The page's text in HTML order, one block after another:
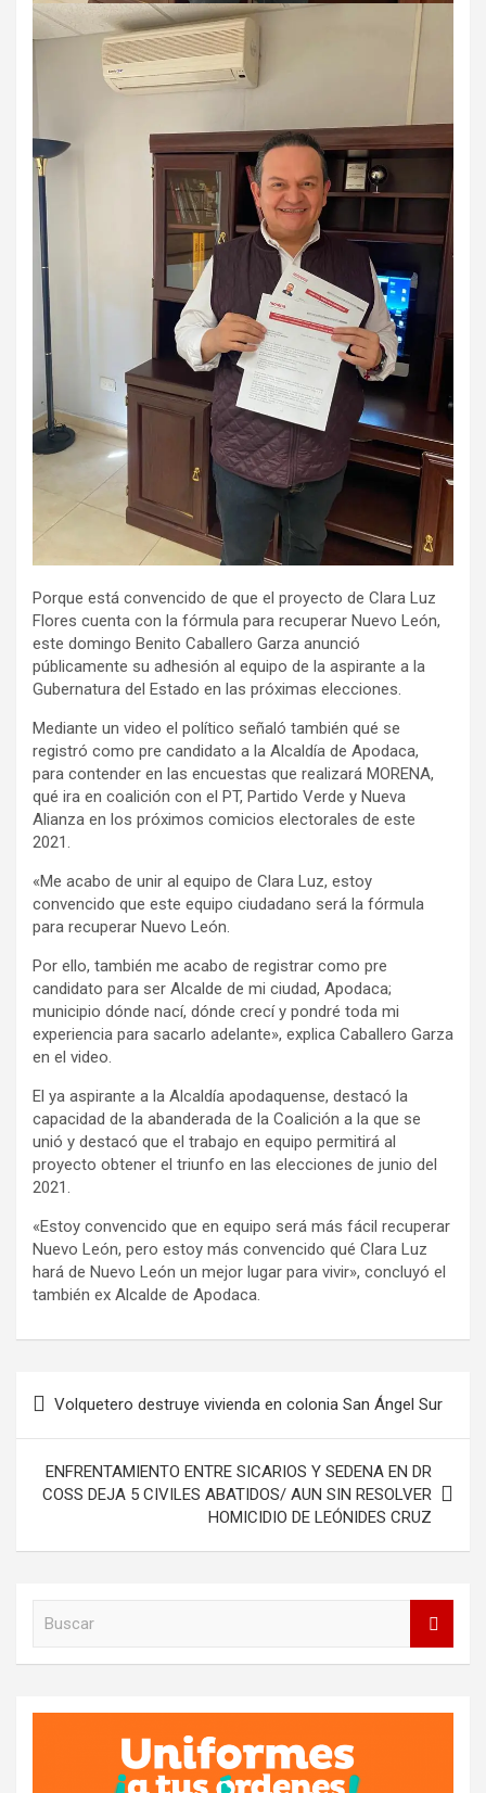
Porque está convencido de que el proyecto de Clara Luz
Flores cuenta con la fórmula para recuperar Nuevo León,
este domingo Benito Caballero Garza anunció
públicamente su adhesión al equipo de la aspirante a la
Gubernatura del Estado en las próximas elecciones.
Mediante un video el político señaló también qué se
registró como pre candidato a la Alcaldía de Apodaca,
para contender en las encuestas que realizará MORENA,
qué ira en coalición con el PT, Partido Verde y Nueva
Alianza en los próximos comicios electorales de este
2021.
«Me acabo de unir al equipo de Clara Luz, estoy
convencido que este equipo ciudadano será la fórmula
para recuperar Nuevo León.
Por ello, también me acabo de registrar como pre
candidato para ser Alcalde de mi ciudad, Apodaca;
municipio dónde nací, dónde crecí y pondré toda mi
experiencia para sacarlo adelante», explica Caballero Garza
en el video.
El ya aspirante a la Alcaldía apodaquense, destacó la
capacidad de la abanderada de la Coalición a la que se
unió y destacó que el trabajo en equipo permitirá al
proyecto obtener el triunfo en las elecciones de junio del
2021.
«Estoy convencido que en equipo será más fácil recuperar
Nuevo León, pero estoy más convencido qué Clara Luz
hará de Nuevo León un mejor lugar para vivir», concluyó el
también ex Alcalde de Apodaca.
Volquetero destruye vivienda en colonia San Ángel Sur
ENFRENTAMIENTO ENTRE SICARIOS Y SEDENA EN DR
COSS DEJA 5 CIVILES ABATIDOS/ AUN SIN RESOLVER
HOMICIDIO DE LEÓNIDES CRUZ